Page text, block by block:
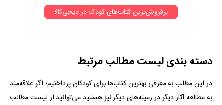
پرفروش‌ترین کتاب‌های کودک در دیجی‌کالا
دسته بندی لیست مطالب مرتبط
در این مطلب به معرفی بهترین کتاب‌ها برای کودکان پرداختیم؛ اگر علاقه‌مند
به مطالعه آثار دیگر در زمینه‌های دیگر نیز هستید می‌توانید از لیست مطالب